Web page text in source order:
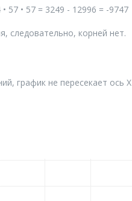
• 57 • 57 = 3249 - 12996 = -9747
следовательно, корней нет.
график не пересекает ось X